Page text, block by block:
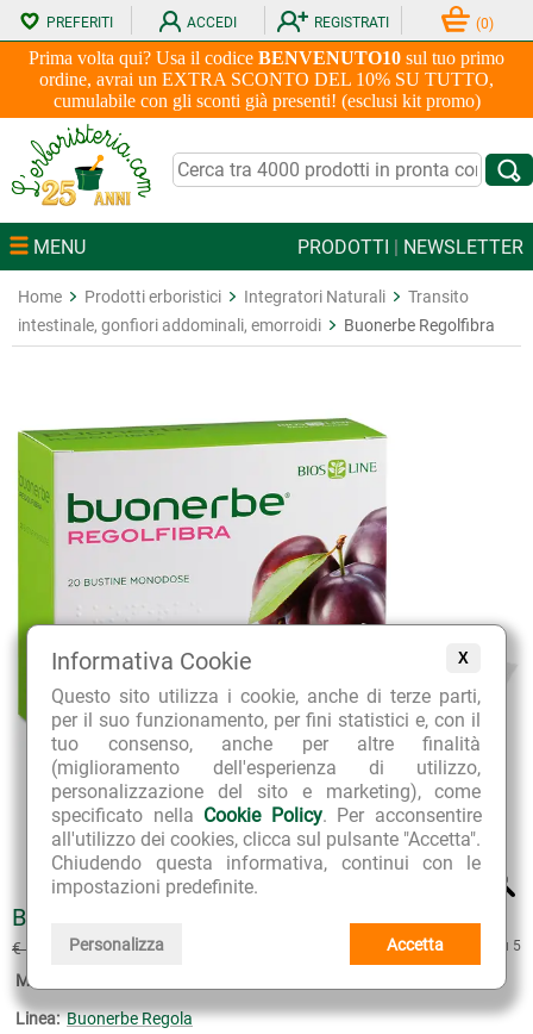
X
Informativa Cookie
Questo sito utilizza i cookie, anche di terze parti,
per il suo funzionamento, per fini statistici e, con il
tuo consenso, anche per altre finalità
(miglioramento dell'esperienza di utilizzo,
personalizzazione del sito e marketing), come
specificato nella Cookie Policy. Per acconsentire
all'utilizzo dei cookies, clicca sul pulsante "Accetta".
Chiudendo questa informativa, continui con le
impostazioni predefinite.
Personalizza Accetta
Prima volta qui? Usa il codice BENVENUTO10 sul tuo primo
ordine, avrai un EXTRA SCONTO DEL 10% SU TUTTO,
cumulabile con gli sconti già presenti! (esclusi kit promo)
PREFERITI ACCEDI REGISTRATI (0)
MENU PRODOTTI | NEWSLETTER
Home Prodotti erboristici Integratori Naturali
Transito
intestinale, gonfiori addominali, emorroidi
Buonerbe Regolfibra
BUONERBE REGOLFIBRA
€ 13.50 € 12.15(sconto 10%) 5 su 5
Marca:
Linea: Buonerbe Regola